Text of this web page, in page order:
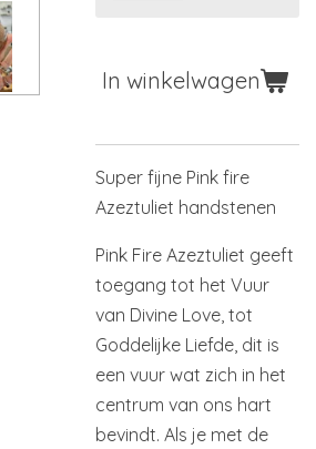
In winkelwagen
Super fijne Pink fire
Azeztuliet handstenen
Pink Fire Azeztuliet geeft
toegang tot het Vuur
van Divine Love, tot
Goddelijke Liefde, dit is
een vuur wat zich in het
centrum van ons hart
bevindt. Als je met de